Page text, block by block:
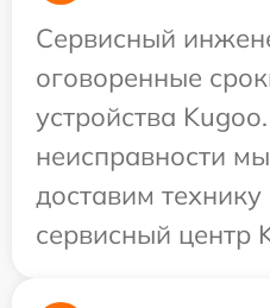
Сервисный
оговоренные
устройства
неисправности
доставим технику
сервисный центр